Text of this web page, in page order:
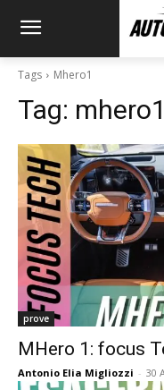
Tags Mhero1
Tag: mhero1
prove
MHero 1: focus
Antonio Elia Migliozzi - 30